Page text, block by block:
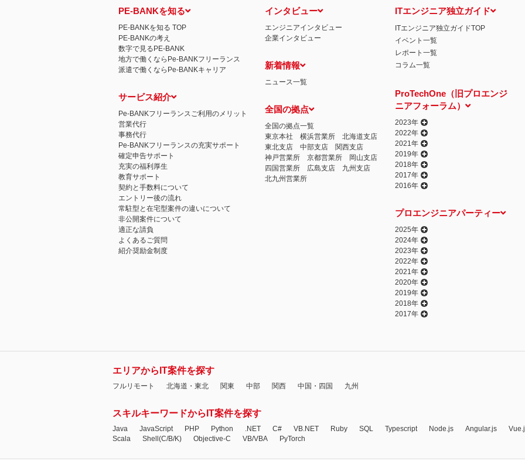
苦情の解決の申出先
相談・苦情受付窓口
住所 〒108-0074 東京都港区高輪二丁目15番8号 グレイスビル泉岳寺前
TEL： 03-6311-7161 FAX： 03-4415-2032
本人が容易に認識できない方法による個人情報の取得
当ウェブサイトでは、広告配信事業者が提供するプログラムを利用し、特定のサイトにおいて行動ターゲティング広告（サ
心にあわせて広告を配信する広告手法）を行っております。 その際、ユーザーのサイト訪問履歴情報を採取するためCookie
別できるような情報は一切含まれておりません）。
個人情報の安全管理措置について
取得した個人情報については、漏洩、減失またはき損の防止と是正、その他個人情報の安全管理のために必要かつ適切な措置
当社の個人情報の取扱いに関する苦情、相談等の問合せ先
株式会社ＰＥ－ＢＡＮＫ 個人情報相談窓口
FAX：03-3446-4180
Email： privacy@mcea.co.jp
PE-BANKを知る
PE-BANKを知る TOP
PE-BANKの考え
数字で見るPE-BANK
地方で働くならPe-BANKフリーランス
派遣で働くならPe-BANKキャリア
サービス紹介
Pe-BANKフリーランスご利用のメリット
営業代行
事務代行
Pe-BANKフリーランスの充実サポート
確定申告サポート
充実の福利厚生
教育サポート
契約と手数料について
エントリー後の流れ
常駐型と在宅型案件の違いについて
非公開案件について
適正な請負
よくあるご質問
紹介奨励金制度
インタビュー
エンジニアインタビュー
企業インタビュー
新着情報
ニュース一覧
全国の拠点
全国の拠点一覧
東京本社
横浜営業所
北海道支店
東北支店
中部支店
関西支店
神戸営業所
京都営業所
岡山支店
四国営業所
広島支店
九州支店
北九州営業所
ITエンジニア独立ガイド
ITエンジニア独立ガイドTOP
イベント一覧
レポート一覧
コラム一覧
ProTechOne（旧プロエンジ
ニアフォーラム）
2023年
2022年
2021年
2019年
2018年
2017年
2016年
プロエンジニアパーティー
2025年
2024年
2023年
2022年
2021年
2020年
2019年
2018年
2017年
エリアからIT案件を探す
フルリモート 北海道・東北 関東 中部 関西 中国・四国 九州
スキルキーワードからIT案件を探す
Java JavaScript PHP Python .NET C# VB.NET Ruby SQL Typescript Node.js Angular.js
Scala
Shell(C/B/K) Objective-C VB/VBA PyTorch